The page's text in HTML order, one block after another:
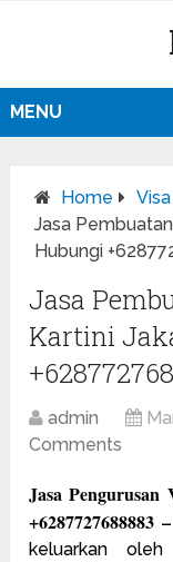
MENU
Home
Visa
Jasa
Hubungi
Jasa
Kartini
admin
Comments
Jasa
+6287727688883
keluarkan